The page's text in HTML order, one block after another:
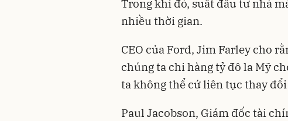
Trong khi đó, suất đầu tư nhà
nhiều thời gian.
CEO của Ford, Jim Farley cho
chúng ta chi hàng tỷ đô la Mỹ
ta không thể cứ liên tục thay
Paul Jacobson, Giám đốc tài